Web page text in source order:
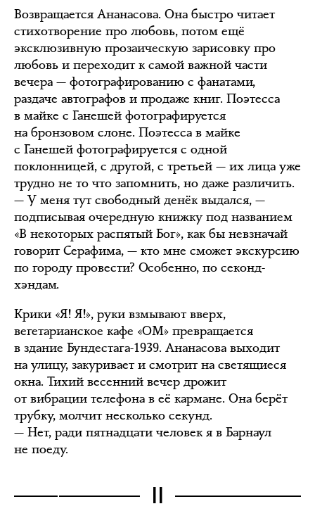
Возвращается Ананасова. Она быстро читает
стихотворение про любовь, потом ещё
эксклюзивную прозаическую зарисовку про
любовь и переходит к самой важной части
вечера — фотографированию с фанатами,
раздаче автографов и продаже книг. Поэтесса
в майке с Ганешей фотографируется
на бронзовом слоне. Поэтесса в майке
с Ганешей фотографируется с одной
поклонницей, с другой, с третьей — их лица уже
трудно не то что запомнить, но даже различить.
— У меня тут свободный денёк выдался, —
подписывая очередную книжку под названием
«В некоторых распятый Бог», как бы невзначай
говорит Серафима, — кто мне сможет экскурсию
по городу провести? Особенно, по секонд-
хэндам.
Крики «Я! Я!», руки взмывают вверх,
вегетарианское кафе «ОМ» превращается
в здание Бундестага-1939. Ананасова выходит
на улицу, закуривает и смотрит на светящиеся
окна. Тихий весенний вечер дрожит
от вибрации телефона в её кармане. Она берёт
трубку, молчит несколько секунд.
— Нет, ради пятнадцати человек я в Барнаул
не поеду.